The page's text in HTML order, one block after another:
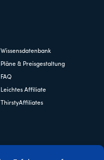
Wissensdatenbank
Pläne & Preisgestaltung
FAQ
Leichtes Affiliate
ThirstyAffiliates